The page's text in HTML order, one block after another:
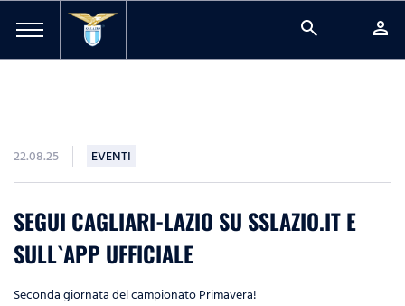
search person
22.08.25 EVENTI
SEGUI CAGLIARI-LAZIO SU SSLAZIO.IT E
SULL`APP UFFICIALE
Seconda giornata del campionato Primavera!